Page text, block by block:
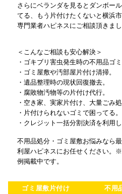
さらにベランダを見るとダンボー
てる、もう片付けたくないと横浜
専門業者ハピネスにご相談頂きまし
＜こんなご相談も安心解決＞
・ゴキブリ害虫発生時の不用品ゴミ
・ゴミ屋敷や汚部屋片付け清掃。
・遺品整理時の現状回復撤去。
・腐敗物汚物等の片付け代行。
・空き家、実家片付け、大量ごみ処
・片付けられないゴミで困ってる。
・クレジット一括分割決済を利用し
不用品処分・ゴミ屋敷お悩みなら
利屋ハピネスにお任せください
例掲載中です。
ゴミ屋敷片付け
不用